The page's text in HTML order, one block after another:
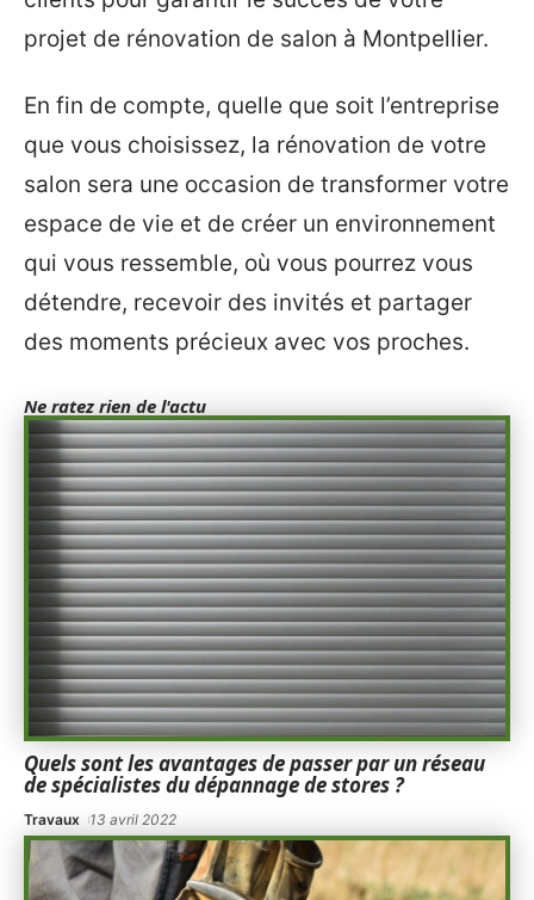
projet de rénovation de salon à Montpellier.
En fin de compte, quelle que soit l’entreprise
que vous choisissez, la rénovation de votre
salon sera une occasion de transformer votre
espace de vie et de créer un environnement
qui vous ressemble, où vous pourrez vous
détendre, recevoir des invités et partager
des moments précieux avec vos proches.
Ne ratez rien de l'actu
Quels sont les avantages de passer par un réseau
de spécialistes du dépannage de stores ?
Travaux 13 avril 2022